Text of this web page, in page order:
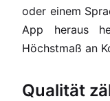
oder einem
App heraus
Höchstmaß an
Qualität